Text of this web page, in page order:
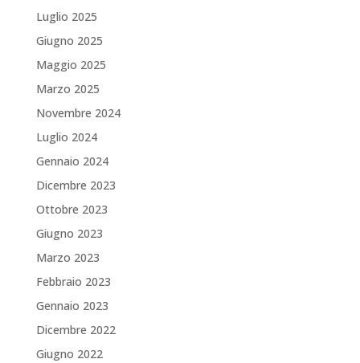
Luglio 2025
Giugno 2025
Maggio 2025
Marzo 2025
Novembre 2024
Luglio 2024
Gennaio 2024
Dicembre 2023
Ottobre 2023
Giugno 2023
Marzo 2023
Febbraio 2023
Gennaio 2023
Dicembre 2022
Giugno 2022